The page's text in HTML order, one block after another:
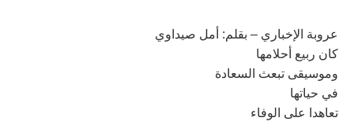
عروبة الإخباري – بقلم: أمل صيداوي
كان ربيع أحلامها
وموسيقى تبعث السعادة
في حياتها
تعاهدا على الوفاء